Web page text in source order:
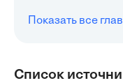
Показать все
Список